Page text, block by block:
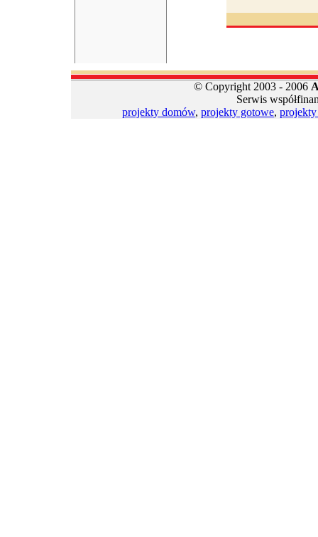
© Copyright 2003 - 2006
Serwis
projekty domów, projekty gotowe,